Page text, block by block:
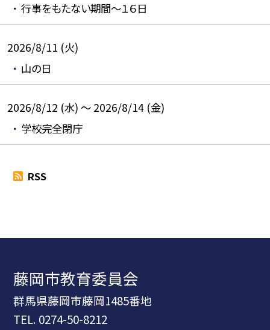
行事をもたない期間～１６日
2026/8/11 (火)
山の日
2026/8/12 (水) ～ 2026/8/14 (金)
学校完全閉庁
RSS
藤岡市教育委員会
群馬県藤岡市藤岡1485番地
TEL. 0274-50-8212